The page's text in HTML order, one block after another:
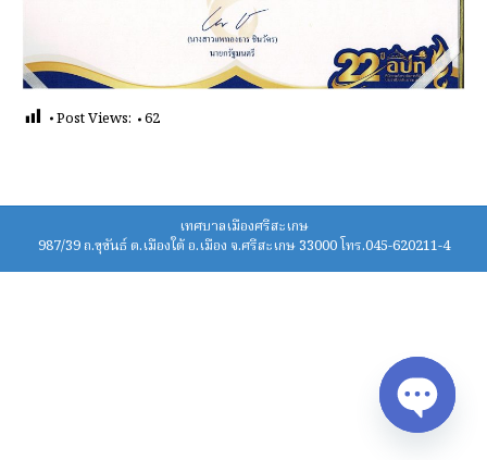
Post Views: 62
เทศบาลเมืองศรีสะเกษ
987/39 ถ.ขุขันธ์ ต.เมืองใต้ อ.เมือง จ.ศรีสะเกษ 33000 โทร.045-620211-4